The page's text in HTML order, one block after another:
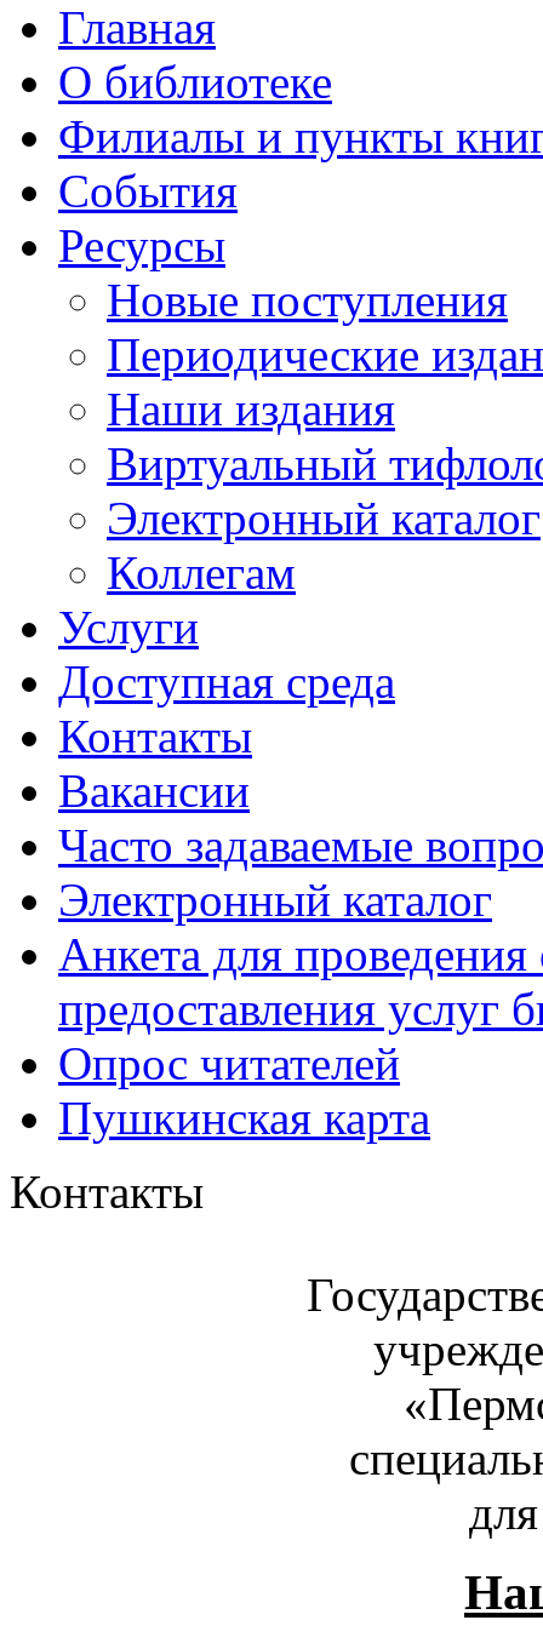
Главная
О библиотеке
Филиалы и пункты
События
Ресурсы
Новые поступления
Периодические
Наши издания
Виртуальный
Электронный каталог
Коллегам
Услуги
Доступная среда
Контакты
Вакансии
Часто задаваемые
Электронный каталог
Анкета для проведения
предоставления услуг
Опрос читателей
Пушкинская карта
Контакты